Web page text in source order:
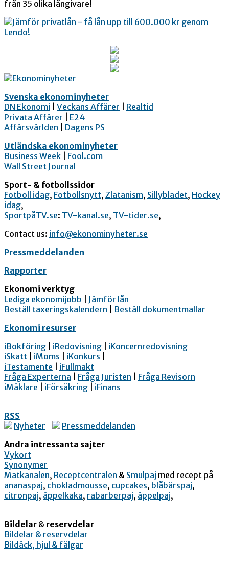
från 35 olika långivare!
Svenska ekonominyheter
DN Ekonomi
Veckans Affärer
Realtid
Privata Affärer
E24
Affärsvärlden
Dagens PS
Utländska ekonominyheter
Business Week
Fool.com
Wall Street Journal
Sport- & fotbollssidor
Fotboll idag, Fotbollsnytt, Zlatanism, Sillybladet, Hockey
idag,
SportpåTV.se: TV-kanal.se, TV-tider.se,
Contact us: info@ekonominyheter.se
Pressmeddelanden
Rapporter
Ekonomi verktyg
Lediga ekonomijobb
Jämför lån
Beställ taxeringskalendern
Beställ dokumentmallar
Ekonomi resurser
iBokföring
iRedovisning
iKoncernredovisning
iSkatt
iMoms iKonkurs
iTestamente
iFullmakt
Fråga Experterna
Fråga Juristen
Fråga Revisorn
iMäklare
iFörsäkring iFinans
RSS
Nyheter
Pressmeddelanden
Andra intressanta sajter
Vykort
Synonymer
Matkanalen, Receptcentralen & Smulpaj med recept på
ananaspaj, chokladmousse, cupcakes, blåbärspaj,
citronpaj, äppelkaka, rabarberpaj, äppelpaj,
Bildelar & reservdelar
Bildelar & reservdelar
Bildäck, hjul & fälgar